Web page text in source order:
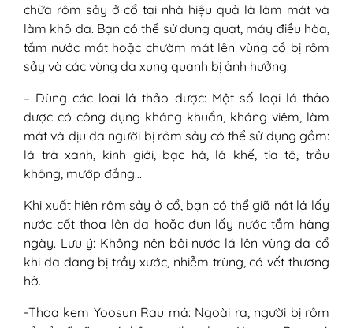
chữa rôm sảy ở cổ tại nhà hiệu quả là làm mát và
làm khô da. Bạn có thể sử dụng quạt, máy điều hòa,
tắm nước mát hoặc chườm mát lên vùng cổ bị rôm
sảy và các vùng da xung quanh bị ảnh hưởng.
– Dùng các loại lá thảo dược: Một số loại lá thảo
dược có công dụng kháng khuẩn, kháng viêm, làm
mát và dịu da người bị rôm sảy có thể sử dụng gồm:
lá trà xanh, kinh giới, bạc hà, lá khế, tía tô, trầu
không, mướp đắng…
Khi xuất hiện rôm sảy ở cổ, bạn có thể giã nát lá lấy
nước cốt thoa lên da hoặc đun lấy nước tắm hàng
ngày. Lưu ý: Không nên bôi nước lá lên vùng da cổ
khi da đang bị trầy xước, nhiễm trùng, có vết thương
hở.
-Thoa kem Yoosun Rau má: Ngoài ra, người bị rôm